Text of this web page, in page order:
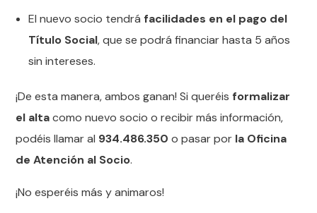
El nuevo socio tendrá facilidades en el pago del
Título Social, que se podrá financiar hasta 5 años
sin intereses.
¡De esta manera, ambos ganan! Si queréis formalizar
el altacomo nuevo socio o recibir más información,
podéis llamar al 934.486.350 o pasar por la Oficina
de Atención al Socio.
¡No esperéis más y animaros!